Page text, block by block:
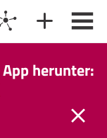
herunter: